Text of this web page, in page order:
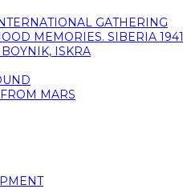
GATHERING
MEMORIES. SIBERIA
ISKRA
MARS